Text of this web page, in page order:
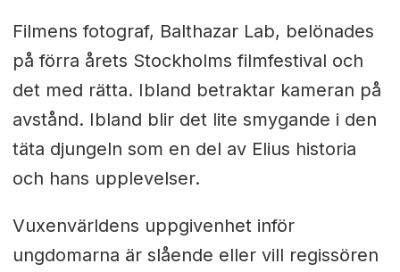
Filmens fotograf, Balthazar Lab, belönades
på förra årets Stockholms filmfestival och
det med rätta. Ibland betraktar kameran på
avstånd. Ibland blir det lite smygande i den
täta djungeln som en del av Elius historia
och hans upplevelser.
Vuxenvärldens uppgivenhet inför
ungdomarna är slående eller vill regissören